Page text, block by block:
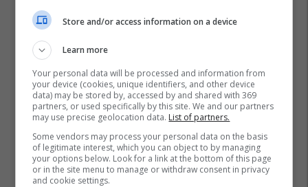
Store and/or access information on a device
Learn more
Your personal data will be processed and information from
your device (cookies, unique identifiers, and other device
data) may be stored by, accessed by and shared with 369
partners, or used specifically by this site. We and our partners
may use precise geolocation data. List of partners.
Some vendors may process your personal data on the basis
of legitimate interest, which you can object to by managing
your options below. Look for a link at the bottom of this page
or in the site menu to manage or withdraw consent in privacy
and cookie settings.